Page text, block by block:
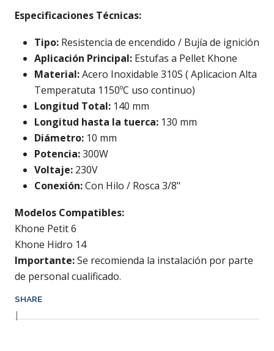
Especificaciones Técnicas:
Tipo: Resistencia de encendido / Bujía de ignición
Aplicación Principal: Estufas a Pellet Khone
Material:Acero Inoxidable 310S ( Aplicacion Alta
Temperatuta 1150ºC uso continuo)
Longitud Total: 140 mm
Longitud hasta la tuerca: 130 mm
Diámetro: 10 mm
Potencia:300W
Voltaje: 230V
Conexión:Con Hilo / Rosca 3/8"
Modelos Compatibles:
Khone Petit 6
Khone Hidro 14
Importante:Se recomienda la instalación por parte
de personal cualificado.
SHARE
|